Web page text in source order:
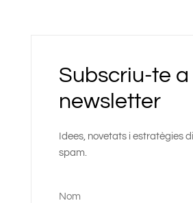
Subscriu-te a
newsletter
Idees, novetats i estratègies
spam.